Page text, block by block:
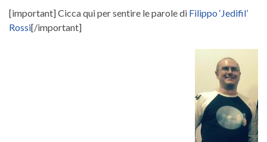
[important] Cicca qui per sentire le parole di Filippo ‘Jedifil’
Rossi[/important]